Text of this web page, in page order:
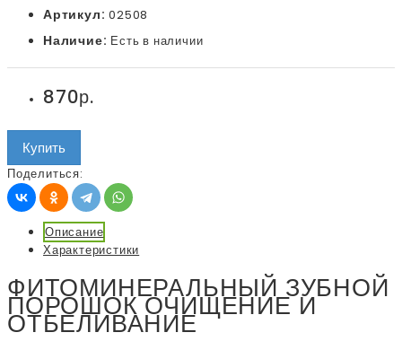
Артикул: 02508
Наличие: Есть в наличии
870р.
Купить
Поделиться:
Описание
Характеристики
ФИТОМИНЕРАЛЬНЫЙ ЗУБНОЙ
ПОРОШОК ОЧИЩЕНИЕ И
ОТБЕЛИВАНИЕ